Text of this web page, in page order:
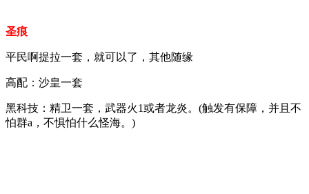
圣痕
平民啊提拉一套，就可以了，其他随缘
高配：沙皇一套
黑科技：精卫一套，武器火1或者龙炎。(触发有保障，并且不
怕群a，不惧怕什么怪海。)